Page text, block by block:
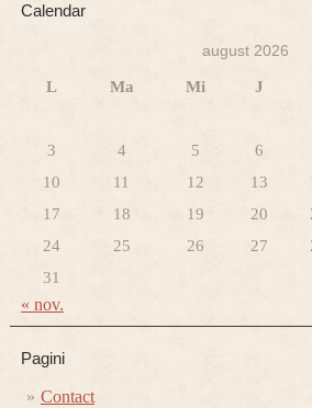
Calendar
august 2026
L Ma Mi J
3
4 5 6
10
11 12 13
17
18 19 20
24
25 26 27
31
« nov.
Pagini
Contact